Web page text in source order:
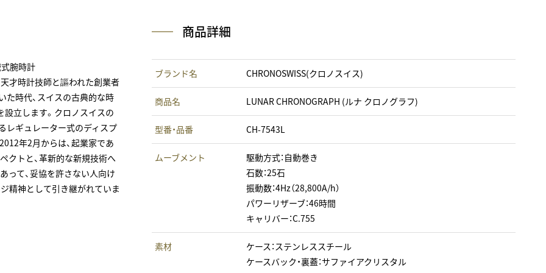
腕時計
才時計技師と謳われた創業者
た時代、スイスの古典的な時
立します。クロノスイスの
レギュレーター式のディスプ
年2月からは、起業家であ
クトと、革新的な新規技術へ
って、妥協を許さない人向け
精神として引き継がれていま
商品詳細
ブランド名 CHRONOSWISS(クロノスイス)
商品名 LUNAR CHRONOGRAPH (ルナ クロノグラフ)
型番・品番 CH-7543L
ムーブメント
駆動方式：自動巻き
石数：25石
振動数：4Hz（28,800A/h）
パワーリザーブ：46時間
キャリバー：C.755
素材
ケース：ステンレススチール
ケースバック・裏蓋：サファイアクリスタル